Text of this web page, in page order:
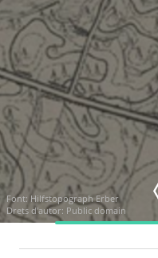
Font: Hilfstopograph Erber
Drets d'autor: Public domain